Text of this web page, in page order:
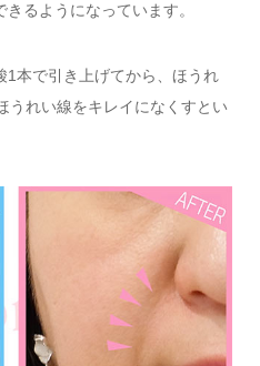
るようになっています。
1本で引き上げてから、ほうれ
うれい線をキレイになくすとい